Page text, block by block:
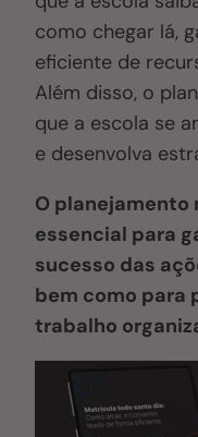
como chegar lá,
eficiente de
Além disso, o
que a escola se
e desenvolva
O planejamento
essencial para
sucesso das
bem como para
trabalho